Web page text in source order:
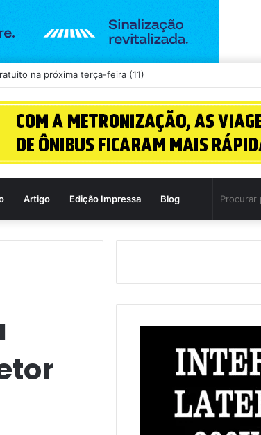
em carro na BR-060, em Guapó
Artigo Edição Impressa Blog